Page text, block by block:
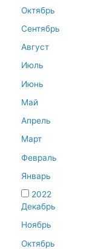
Октябрь
Сентябрь
Август
Июль
Июнь
Май
Апрель
Март
Февраль
Январь
2022
Декабрь
Ноябрь
Октябрь